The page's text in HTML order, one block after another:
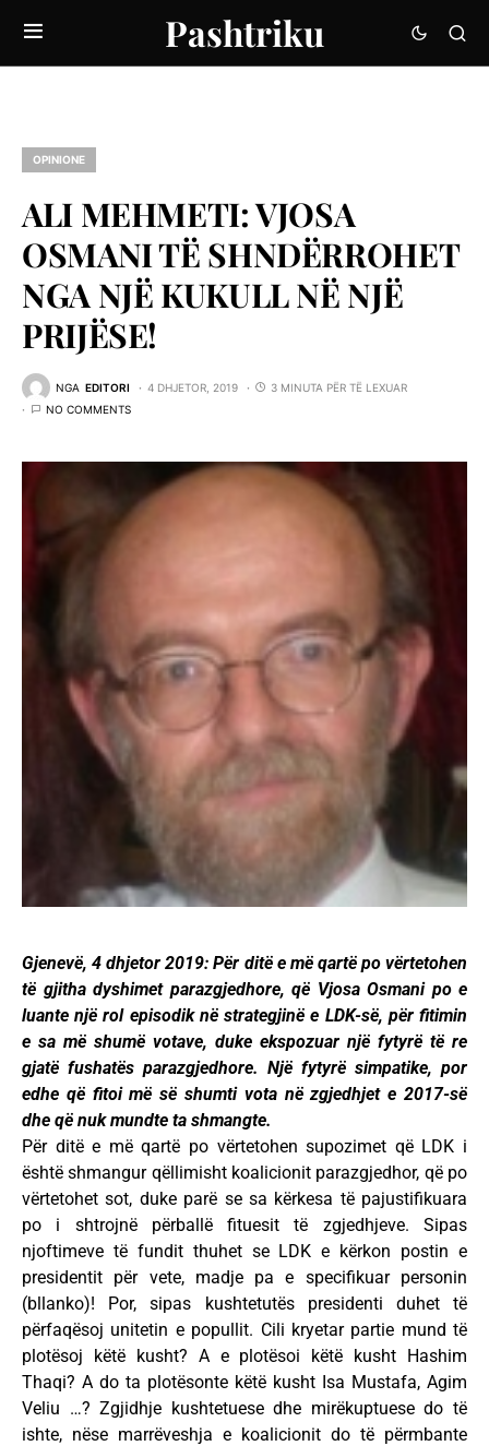
Pashtriku
OPINIONE
ALI MEHMETI: VJOSA
OSMANI TË SHNDËRROHET
NGA NJË KUKULL NË NJË
PRIJËSE!
NGA EDITORI 4 DHJETOR, 2019
3 MINUTA PËR TË LEXUAR
NO COMMENTS
Gjenevë, 4 dhjetor 2019: Për ditë e më qartë po vërtetohen
të gjitha dyshimet parazgjedhore, që Vjosa Osmani po e
luante një rol episodik në strategjinë e LDK-së, për fitimin
e sa më shumë votave, duke ekspozuar një fytyrë të re
gjatë fushatës parazgjedhore. Një fytyrë simpatike, por
edhe që fitoi më së shumti vota në zgjedhjet e 2017-së
dhe që nuk mundte ta shmangte.
Për ditë e më qartë po vërtetohen supozimet që LDK i
është shmangur qëllimisht koalicionit parazgjedhor, që po
vërtetohet sot, duke parë se sa kërkesa të pajustifikuara
po i shtrojnë përballë fituesit të zgjedhjeve. Sipas
njoftimeve të fundit thuhet se LDK e kërkon postin e
presidentit për vete, madje pa e specifikuar personin
(bllanko)! Por, sipas kushtetutës presidenti duhet të
përfaqësoj unitetin e popullit. Cili kryetar partie mund të
plotësoj këtë kusht? A e plotësoi këtë kusht Hashim
Thaqi? A do ta plotësonte këtë kusht Isa Mustafa, Agim
Veliu …? Zgjidhje kushtetuese dhe mirëkuptuese do të
ishte, nëse marrëveshja e koalicionit do të përmbante